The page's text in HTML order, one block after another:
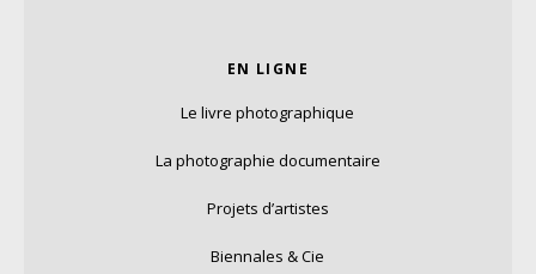
EN LIGNE
Le livre photographique
La photographie documentaire
Projets d’artistes
Biennales & Cie